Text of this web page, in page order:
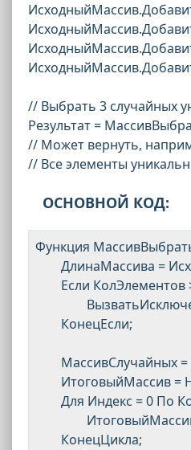
// Выбрать 3 случайных
Результат =
// Может вернуть,
// Все элементы
ОСНОВНОЙ КОД:
Функция